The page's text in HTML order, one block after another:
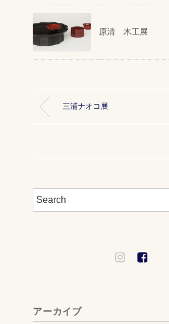
原清 木工展
三浦ナオコ展
アーカイブ